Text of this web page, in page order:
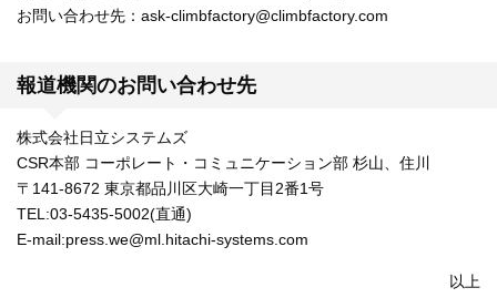
お問い合わせ先：ask-climbfactory@climbfactory.com
報道機関のお問い合わせ先
株式会社日立システムズ
CSR本部 コーポレート・コミュニケーション部 杉山、住川
〒141-8672 東京都品川区大崎一丁目2番1号
TEL:03-5435-5002(直通)
E-mail:press.we@ml.hitachi-systems.com
以上